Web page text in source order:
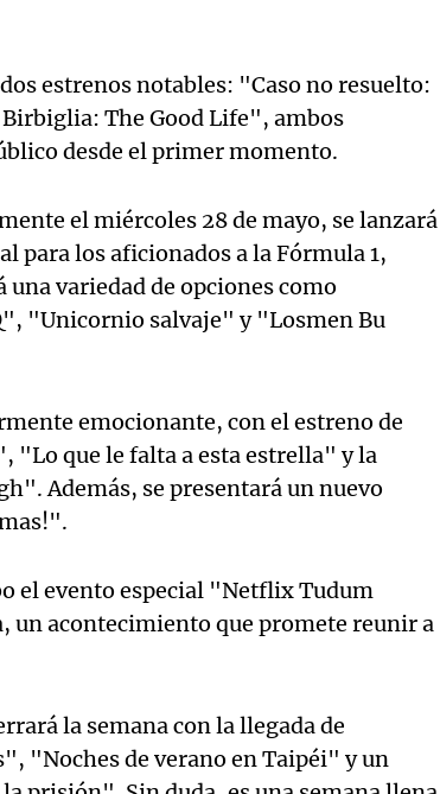
estrenos notables: "Caso no resuelto:
The Good Life", ambos
desde el primer momento.
el miércoles 28 de mayo, se lanzará
para los aficionados a la Fórmula 1,
variedad de opciones como
"Unicornio salvaje" y "Losmen Bu
emocionante, con el estreno de
que le falta a esta estrella" y la
Además, se presentará un nuevo
el evento especial "Netflix Tudum
un acontecimiento que promete reunir a
la semana con la llegada de
"Noches de verano en Taipéi" y un